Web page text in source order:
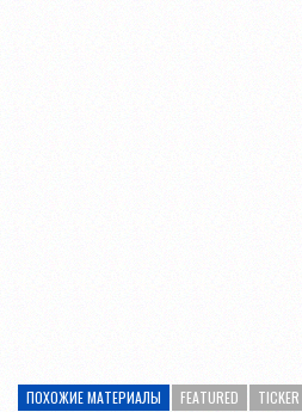
ПОХОЖИЕ МАТЕРИАЛЫ FEATURED TICKER